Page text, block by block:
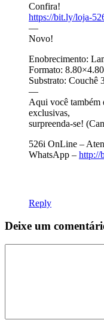
Confira!
https://bit.ly/loja-
—
Novo!
Enobrecimento:
Formato:
Substrato: Couchê
—
Aqui você também
exclusivas,
surpreenda-se!
526i OnLine –
WhatsApp – http://
Reply
Deixe um